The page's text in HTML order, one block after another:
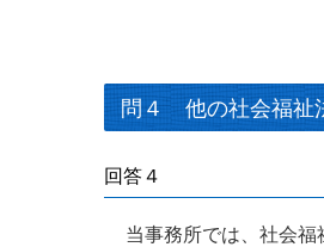
問４ 他の社会福祉
回答４
当事務所では、社会